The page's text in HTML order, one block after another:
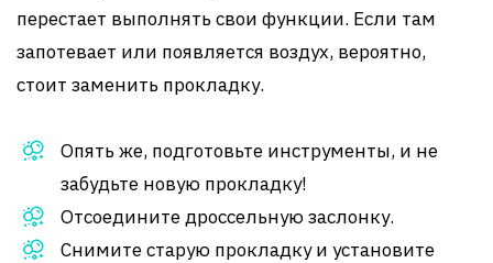
перестает выполнять свои функции. Если там
запотевает или появляется воздух, вероятно,
стоит заменить прокладку.
Опять же, подготовьте инструменты, и не
забудьте новую прокладку!
Отсоедините дроссельную заслонку.
Снимите старую прокладку и установите